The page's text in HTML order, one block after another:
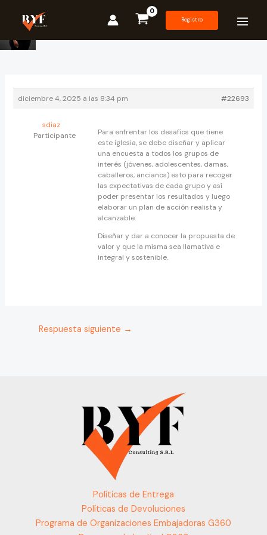
contenido
Registro
diciembre 4, 2025 a las 8:34 pm #22693
sdiaz
Participante
Para enfrentar los desafíos que tiene
este iglesia, se debe diseñar y aplicar
una encuesta a todos los grupos de
interés (jóvenes, adolescentes, damas,
caballeros, ancianos) esto para recoger
las expectativas de cada grupo y así
poder presentar los resultados y luego
elaborar un plan de acción realista y
alcanzable.
Diseñar y dar a conocer la propuesta de
valor y que la misma sea llamativa e
integral y sostenible.
Respuesta siguiente →
Políticas de Entrega
Políticas de Devoluciones
Programa de Organizaciones Embajadoras G360